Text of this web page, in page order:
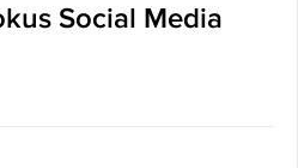
Social Media